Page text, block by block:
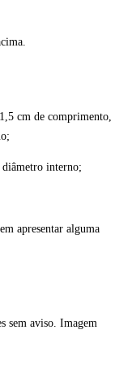
cm de comprimento,
diâmetro interno;
apresentar alguma
sem aviso. Imagem